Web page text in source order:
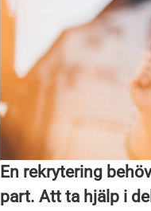
En rekrytering
part. Att ta hjälp i